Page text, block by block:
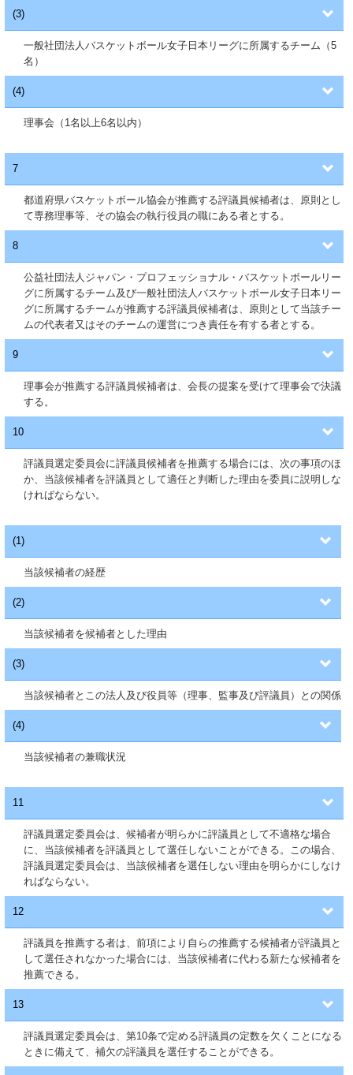
(3)
一般社団法人バスケットボール女子日本リーグに所属するチーム（5
名）
(4)
理事会（1名以上6名以内）
7
都道府県バスケットボール協会が推薦する評議員候補者は、原則とし
て専務理事等、その協会の執行役員の職にある者とする。
8
公益社団法人ジャパン・プロフェッショナル・バスケットボールリー
グに所属するチーム及び一般社団法人バスケットボール女子日本リー
グに所属するチームが推薦する評議員候補者は、原則として当該チー
ムの代表者又はそのチームの運営につき責任を有する者とする。
9
理事会が推薦する評議員候補者は、会長の提案を受けて理事会で決議
する。
10
評議員選定委員会に評議員候補者を推薦する場合には、次の事項のほ
か、当該候補者を評議員として適任と判断した理由を委員に説明しな
ければならない。
(1)
当該候補者の経歴
(2)
当該候補者を候補者とした理由
(3)
当該候補者とこの法人及び役員等（理事、監事及び評議員）との関係
(4)
当該候補者の兼職状況
11
評議員選定委員会は、候補者が明らかに評議員として不適格な場合
に、当該候補者を評議員として選任しないことができる。この場合、
評議員選定委員会は、当該候補者を選任しない理由を明らかにしなけ
ればならない。
12
評議員を推薦する者は、前項により自らの推薦する候補者が評議員と
して選任されなかった場合には、当該候補者に代わる新たな候補者を
推薦できる。
13
評議員選定委員会は、第10条で定める評議員の定数を欠くことになる
ときに備えて、補欠の評議員を選任することができる。